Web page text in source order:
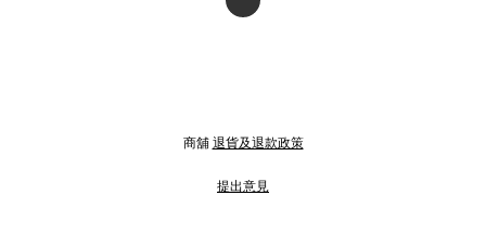
商舖 退貨及退款政策
提出意見